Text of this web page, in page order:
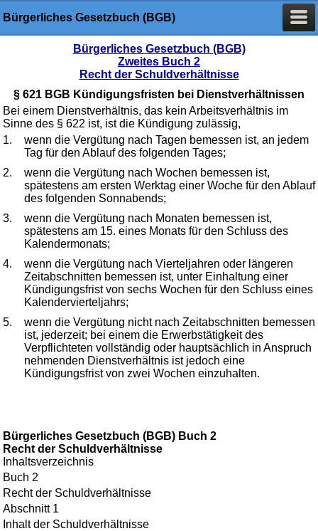
Bürgerliches Gesetzbuch (BGB)
Bürgerliches Gesetzbuch (BGB)
Zweites Buch 2
Recht der Schuldverhältnisse
§ 621 BGB Kündigungsfristen bei Dienstverhältnissen
Bei einem Dienstverhältnis, das kein Arbeitsverhältnis im
Sinne des § 622 ist, ist die Kündigung zulässig,
1.
wenn die Vergütung nach Tagen bemessen ist, an jedem
Tag für den Ablauf des folgenden Tages;
2.
wenn die Vergütung nach Wochen bemessen ist,
spätestens am ersten Werktag einer Woche für den Ablauf
des folgenden Sonnabends;
3.
wenn die Vergütung nach Monaten bemessen ist,
spätestens am 15. eines Monats für den Schluss des
Kalendermonats;
4.
wenn die Vergütung nach Vierteljahren oder längeren
Zeitabschnitten bemessen ist, unter Einhaltung einer
Kündigungsfrist von sechs Wochen für den Schluss eines
Kalendervierteljahrs;
5.
wenn die Vergütung nicht nach Zeitabschnitten bemessen
ist, jederzeit; bei einem die Erwerbstätigkeit des
Verpflichteten vollständig oder hauptsächlich in Anspruch
nehmenden Dienstverhältnis ist jedoch eine
Kündigungsfrist von zwei Wochen einzuhalten.
Bürgerliches Gesetzbuch (BGB) Buch 2
Recht der Schuldverhältnisse
Inhaltsverzeichnis
Buch 2
Recht der Schuldverhältnisse
Abschnitt 1
Inhalt der Schuldverhältnisse